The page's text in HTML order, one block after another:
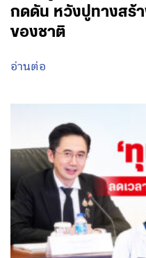
กดดัน หวังปูทางสร้
ของชาติ
อ่านต่อ